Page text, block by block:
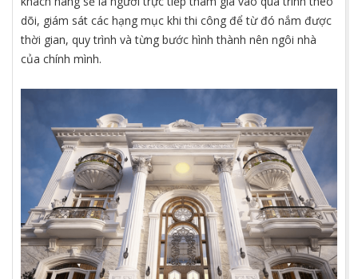
dõi, giám sát các hạng mục khi thi công để từ đó nắm được
thời gian, quy trình và từng bước hình thành nên ngôi nhà
của chính mình.